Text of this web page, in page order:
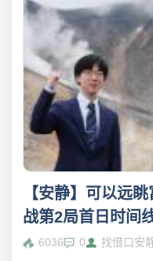
【安静】可以远
战第2局首日时间
6036 0 找借口安